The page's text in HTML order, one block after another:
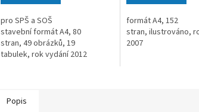
pro SPŠ a SOŠ
stavební formát A4, 80
stran, 49 obrázků, 19
tabulek, rok vydání 2012
formát A4, 152
stran, ilustrováno,
2007
Popis